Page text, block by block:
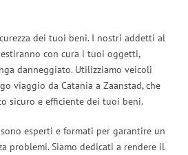
dei tuoi beni. I nostri addetti al
con cura i tuoi oggetti,
danneggiato. Utilizziamo veicoli
viaggio da Catania a Zaanstad, che
sicuro e efficiente dei tuoi beni.
esperti e formati per garantire un
problemi. Siamo dedicati a rendere il